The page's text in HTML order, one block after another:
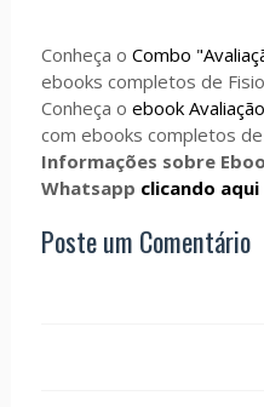
Conheça o Combo
ebooks completos de
Conheça o ebook
com ebooks completos
Informações sobre
Whatsapp clicando aqui
Poste um Comentário